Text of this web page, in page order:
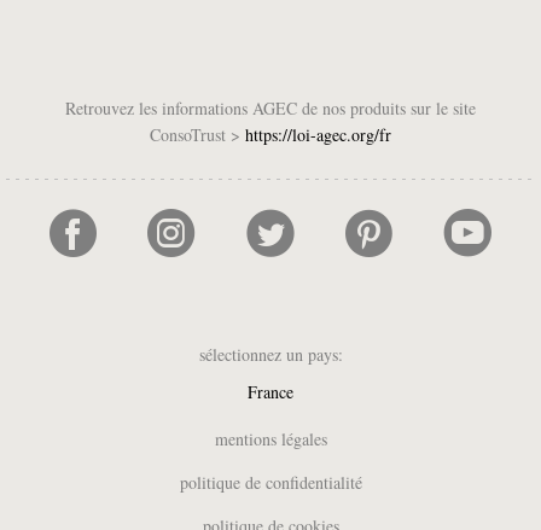
Retrouvez les informations AGEC de nos produits sur le site
ConsoTrust > https://loi-agec.org/fr
sélectionnez un pays:
France
Belgique (FR)
mentions légales
politique de confidentialité